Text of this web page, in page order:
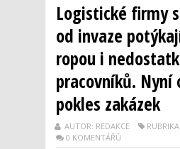
Logistické firmy
od invaze
ropou i
pracovníků. Nyní
pokles zakázek
AUTOR: REDAKCE
0 KOMENTÁŘŮ